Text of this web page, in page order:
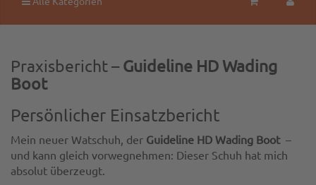
Praxisbericht –Guideline HD Wading
Boot
Persönlicher Einsatzbericht
Mein neuer Watschuh, der Guideline HD Wading Boot–
und kann gleich vorwegnehmen: Dieser Schuh hat mich
absolut überzeugt.